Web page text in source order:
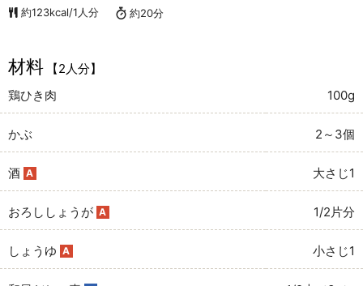
約123kcal/1人分 約20分
材料
【2人分】
鶏ひき肉
100g
かぶ 2～3個
酒 A 大さじ1
おろししょうが A 1/2片分
しょうゆ A 小さじ1